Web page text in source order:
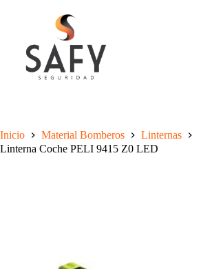
Inicio Material Bomberos
Linternas
Linterna Coche PELI 9415 Z0 LED